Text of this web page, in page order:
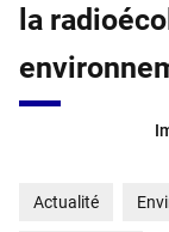
la
Actualité